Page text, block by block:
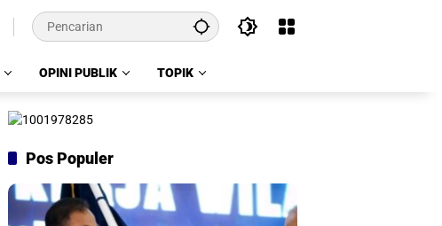
OPINI PUBLIK TOPIK
Pos Populer